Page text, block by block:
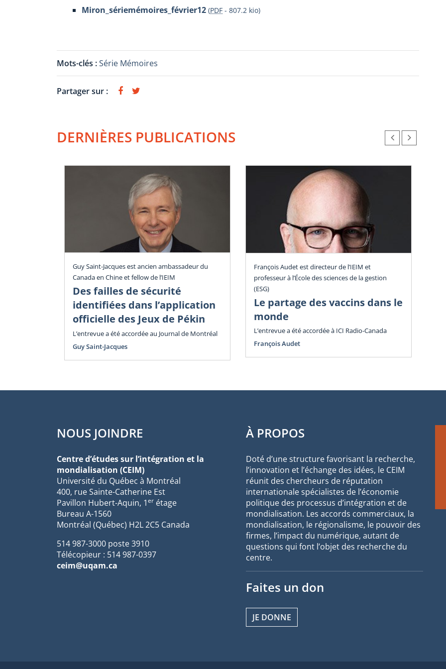
Miron_sériemémoires_février12 (PDF - 807.2 kio)
Mots-clés :Série Mémoires
Partager sur :
DERNIÈRES PUBLICATIONS
Guy Saint-Jacques est ancien ambassadeur du
Canada en Chine et fellow de l’IEIM
Des failles de sécurité
identifiées dans l’application
officielle des Jeux de Pékin
L’entrevue a été accordée au Journal de Montréal
Guy Saint-Jacques
François Audet est directeur de l’IEIM et
professeur à l’École des sciences de la gestion
(ESG)
Le partage des vaccins dans le
monde
L’entrevue a été accordée à ICI Radio-Canada
François Audet
NOUS JOINDRE
Centre d’études sur l’intégration et la
mondialisation (CEIM)
Université du Québec à Montréal
400, rue Sainte-Catherine Est
Pavillon Hubert-Aquin, 1er étage
Bureau A-1560
Montréal (Québec) H2L 2C5 Canada
514 987-3000 poste 3910
Télécopieur : 514 987-0397
ceim@uqam.ca
À PROPOS
Doté d’une structure favorisant la recherche,
l’innovation et l’échange des idées, le CEIM
réunit des chercheurs de réputation
internationale spécialistes de l’économie
politique des processus d’intégration et de
mondialisation. Les accords commerciaux, la
mondialisation, le régionalisme, le pouvoir des
firmes, l’impact du numérique, autant de
questions qui font l’objet des recherche du
centre.
Faites un don
JE DONNE